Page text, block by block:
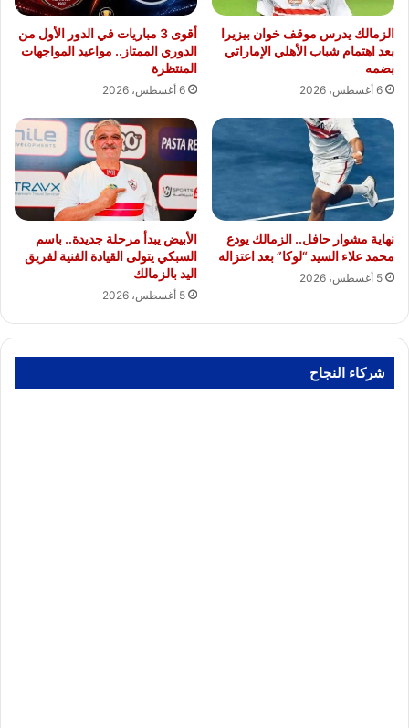
الزمالك يدرس موقف خوان بيزيرا
بعد اهتمام شباب الأهلي الإماراتي
بضمه
6 أغسطس، 2026
أقوى 3 مباريات في الدور الأول من
الدوري الممتاز.. مواعيد المواجهات
المنتظرة
6 أغسطس، 2026
نهاية مشوار حافل.. الزمالك يودع
محمد علاء السيد “لوكا” بعد اعتزاله
5 أغسطس، 2026
الأبيض يبدأ مرحلة جديدة.. باسم
السبكي يتولى القيادة الفنية لفريق
اليد بالزمالك
5 أغسطس، 2026
شركاء النجاح